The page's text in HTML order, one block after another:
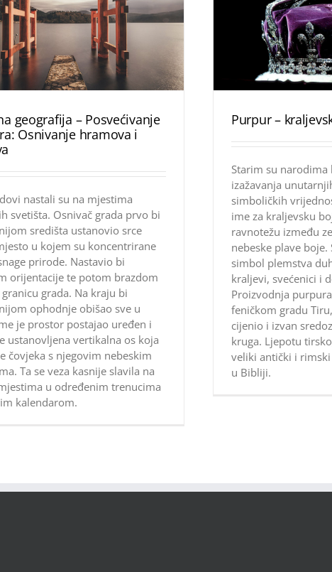
geografija – Posvećivanje
Osnivanje hramova i
nastali su na mjestima
svetišta. Osnivač grada prvo bi
središta ustanovio srce
u kojem su koncentrirane
prirode. Nastavio bi
orijentacije te potom brazdom
grada. Na kraju bi
ophodnje obišao sve u
je prostor postajao uređen i
ustanovljena vertikalna os koja
čovjeka s njegovim nebeskim
Ta se veza kasnije slavila na
u određenim trenucima
kalendarom.
Purpur –
Starim su narodima
izažavanja
simboličkih
ime za kraljevsku
ravnotežu između
nebeske plave
simbol plemstva
kraljevi, svećenici i
Proizvodnja
feničkom gradu
cijenio i izvan
kruga. Ljepotu
veliki antički i
u Bibliji.